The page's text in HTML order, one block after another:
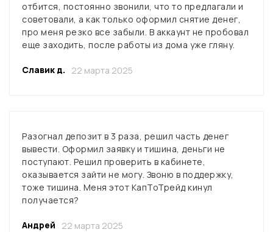
отбится, постоянно звонили, что то предлагали и
советовали, а как только оформил снятие денег,
про меня резко все забыли. В аккаунт не пробовал
еще заходить, после работы из дома уже гляну.
Славик д. 22 марта 2025
Разогнал депозит в 3 раза, решил часть денег
вывести. Оформил заявку и тишина, деньги не
поступают. Решил проверить в кабинете,
оказывается зайти не могу. Звоню в поддержку,
тоже тишина. Меня этот КапТоТрейд кинул
получается?
Андрей 22 марта 2025